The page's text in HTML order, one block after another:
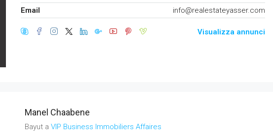
Email
info@realestateyasser.com
Visualizza annunci
Manel Chaabene
Bayut a VIP Business Immobiliers Affaires